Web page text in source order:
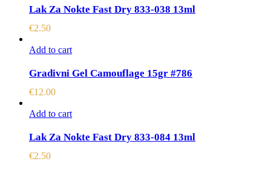
Lak Za Nokte Fast Dry 833-038 13ml
€2.50
Add to cart
Gradivni Gel Camouflage 15gr #786
€12.00
Add to cart
Lak Za Nokte Fast Dry 833-084 13ml
€2.50